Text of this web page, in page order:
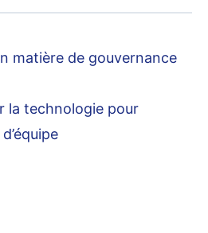
matière de gouvernance
la technologie pour